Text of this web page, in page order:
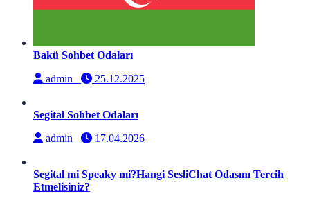
Bakü Sohbet Odaları
admin
25.12.2025
Segital Sohbet Odaları
admin
17.04.2026
Segital mi Speaky mi?Hangi SesliChat Odasını Tercih
Etmelisiniz?